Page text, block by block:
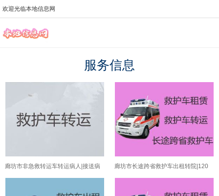
欢迎光临本地信息网
服务信息
廊坊市非急救转运车转运病人|接送病
人专车租赁
廊坊市长途跨省救护车出租转院|120
救护车转运租车